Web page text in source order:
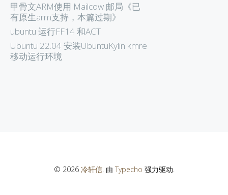
甲骨文ARM使用 Mailcow 邮局《已
有原生arm支持，本篇过期》
ubuntu 运行FF14 和ACT
Ubuntu 22.04 安装UbuntuKylin kmre
移动运行环境
© 2026 冷轩信. 由 Typecho 强力驱动.